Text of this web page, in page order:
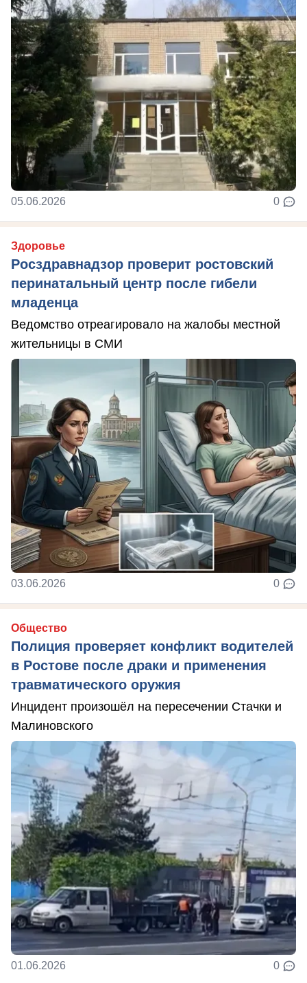
05.06.2026 0
Здоровье
Росздравнадзор проверит ростовский
перинатальный центр после гибели
младенца
Ведомство отреагировало на жалобы местной
жительницы в СМИ
03.06.2026 0
Общество
Полиция проверяет конфликт водителей
в Ростове после драки и применения
травматического оружия
Инцидент произошёл на пересечении Стачки и
Малиновского
01.06.2026 0